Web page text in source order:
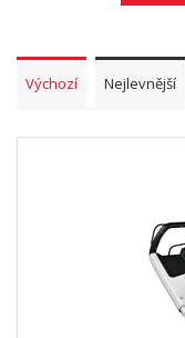
Výchozí Nejlevnější